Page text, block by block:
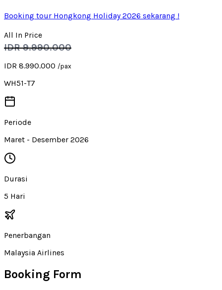
Booking tour Hongkong Holiday 2026 sekarang !
All In Price
IDR 9.990.000
IDR 8.990.000 /pax
WH51-T7
Periode
Maret - Desember 2026
Durasi
5 Hari
Penerbangan
Malaysia Airlines
Booking Form